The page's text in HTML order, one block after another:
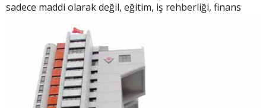
sadece maddi olarak değil, eğitim, iş rehberliği, finans